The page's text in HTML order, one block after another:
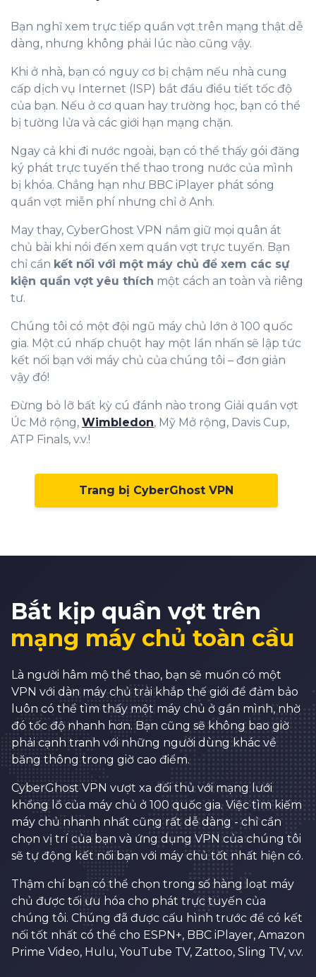
Bạn nghĩ xem trực tiếp quần vợt trên mạng thật dễ
dàng, nhưng không phải lúc nào cũng vậy.
Khi ở nhà, bạn có nguy cơ bị chậm nếu nhà cung
cấp dịch vụ Internet (ISP) bắt đầu điều tiết tốc độ
của bạn. Nếu ở cơ quan hay trường học, bạn có thể
bị tường lửa và các giới hạn mạng chặn.
Ngay cả khi đi nước ngoài, bạn có thể thấy gói đăng
ký phát trực tuyến thể thao trong nước của mình
bị khóa. Chẳng hạn như BBC iPlayer phát sóng
quần vợt miễn phí nhưng chỉ ở Anh.
May thay, CyberGhost VPN nắm giữ mọi quân át
chủ bài khi nói đến xem quần vợt trực tuyến. Bạn
chỉ cần kết nối với một máy chủ để xem các sự
kiện quần vợt yêu thích một cách an toàn và riêng
tư.
Chúng tôi có một đội ngũ máy chủ lớn ở 100 quốc
gia. Một cú nhấp chuột hay một lần nhấn sẽ lập tức
kết nối bạn với máy chủ của chúng tôi – đơn giản
vậy đó!
Đừng bỏ lỡ bất kỳ cú đánh nào trong Giải quần vợt
Úc Mở rộng, Wimbledon, Mỹ Mở rộng, Davis Cup,
ATP Finals, v.v.!
Trang bị CyberGhost VPN
Bắt kịp quần vợt trên
mạng máy chủ toàn cầu
Là người hâm mộ thể thao, bạn sẽ muốn có một
VPN với dàn máy chủ trải khắp thế giới để đảm bảo
luôn có thể tìm thấy một máy chủ ở gần mình, nhờ
đó tốc độ nhanh hơn. Bạn cũng sẽ không bao giờ
phải cạnh tranh với những người dùng khác về
băng thông trong giờ cao điểm.
CyberGhost VPN vượt xa đối thủ với mạng lưới
khổng lồ của máy chủ ở 100 quốc gia. Việc tìm kiếm
máy chủ nhanh nhất cũng rất dễ dàng - chỉ cần
chọn vị trí của bạn và ứng dụng VPN của chúng tôi
sẽ tự động kết nối bạn với máy chủ tốt nhất hiện có.
Thậm chí bạn có thể chọn trong số hàng loạt máy
chủ được tối ưu hóa cho phát trực tuyến của
chúng tôi. Chúng đã được cấu hình trước để có kết
nối tốt nhất có thể cho ESPN+, BBC iPlayer, Amazon
Prime Video, Hulu, YouTube TV, Zattoo, Sling TV, v.v.
0
1
2
3
4
5
6
7
8
9
0
0
1
2
3
5
6
8
0
1
2
3
4
5
6
7
8
9
0
1
2
3
4
0
1
2
3
4
5
6
7
8
0
2
4
5
6
7
8
9
0
1
2
3
4
5
6
7
8
0
1
2
3
4
5
6